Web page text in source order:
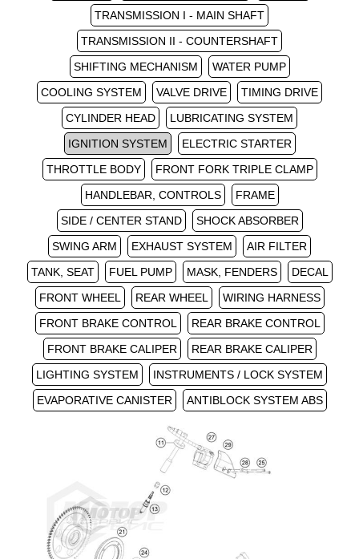
TRANSMISSION I - MAIN SHAFT
TRANSMISSION II - COUNTERSHAFT
SHIFTING MECHANISM
WATER PUMP
COOLING SYSTEM
VALVE DRIVE
TIMING DRIVE
CYLINDER HEAD
LUBRICATING SYSTEM
IGNITION SYSTEM
ELECTRIC STARTER
THROTTLE BODY
FRONT FORK TRIPLE CLAMP
HANDLEBAR, CONTROLS
FRAME
SIDE / CENTER STAND
SHOCK ABSORBER
SWING ARM
EXHAUST SYSTEM
AIR FILTER
TANK, SEAT
FUEL PUMP MASK, FENDERS
DECAL
FRONT WHEEL
REAR WHEEL
WIRING HARNESS
FRONT BRAKE CONTROL
REAR BRAKE CONTROL
FRONT BRAKE CALIPER
REAR BRAKE CALIPER
LIGHTING SYSTEM
INSTRUMENTS / LOCK SYSTEM
EVAPORATIVE CANISTER
ANTIBLOCK SYSTEM ABS